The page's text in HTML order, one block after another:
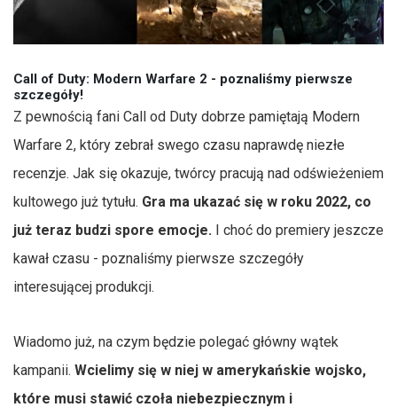
Call of Duty: Modern Warfare 2 - poznaliśmy pierwsze
szczegóły!
Z pewnością fani Call od Duty dobrze pamiętają Modern
Warfare 2, który zebrał swego czasu naprawdę niezłe
recenzje. Jak się okazuje, twórcy pracują nad odświeżeniem
kultowego już tytułu. Gra ma ukazać się w roku 2022, co
już teraz budzi spore emocje. I choć do premiery jeszcze
kawał czasu - poznaliśmy pierwsze szczegóły
interesującej produkcji.
Wiadomo już, na czym będzie polegać główny wątek
kampanii. Wcielimy się w niej w amerykańskie wojsko,
które musi stawić czoła niebezpiecznym i